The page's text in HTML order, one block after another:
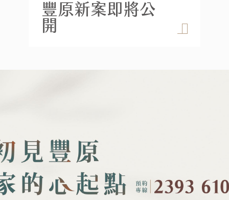
和宜上美案例分
享
豐原新案即將公
開